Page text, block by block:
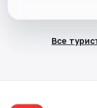
Все